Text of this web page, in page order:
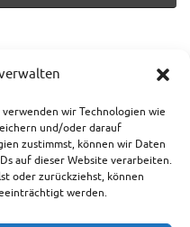
wir Technologien wie
und/oder darauf
zustimmst, können wir Daten
auf dieser Website verarbeiten.
oder zurückziehst, können
werden.
Shops. Als Amazon-
Verkäufen.